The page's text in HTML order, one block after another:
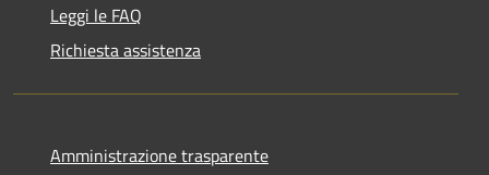
Leggi le FAQ
Richiesta assistenza
Amministrazione trasparente